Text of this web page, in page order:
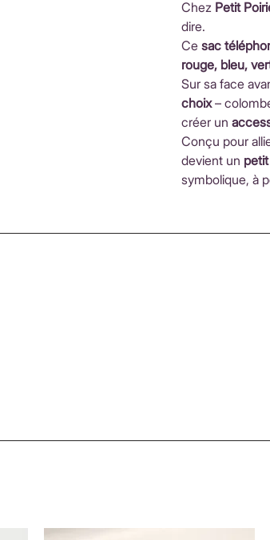
Chez Petit
dire.
Ce sac
rouge, bleu,
Sur sa face
choix–
créer un
Conçu pour
devient un
symbolique, à